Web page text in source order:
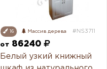
16 Массив дерева #NS3711
от
86240
Белый узкий книжный